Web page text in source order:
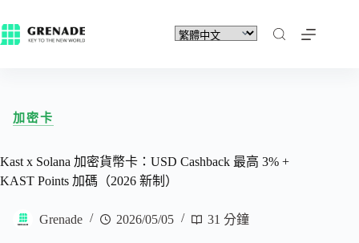
加密卡
Kast x Solana 加密貨幣卡：USD Cashback 最高 3% +
KAST Points 加碼（2026 新制）
Grenade 2026/05/05 31 分鐘